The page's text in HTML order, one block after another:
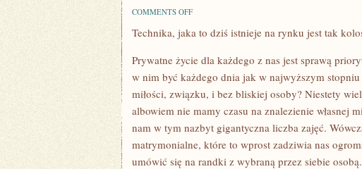
COMMENTS OFFON
ORAZ
TO
DZIŚ
ISTNIEJĄ
NA
SPRAWIAJĄ,
ŻE
WSZYSCY
LUDZIE
MAJĄ
Technika, jaka to dziś istnieje na rynku jest tak
Prywatne życie dla każdego z nas jest sprawą
w nim być każdego dnia jak w najwyższym
miłości, związku, i bez bliskiej osoby? Niestety
albowiem nie mamy czasu na znalezienie własnej
nam w tym nazbyt gigantyczna liczba zajęć.
matrymonialne, które to wprost zadziwia nas
umówić się na randki z wybraną przez siebie